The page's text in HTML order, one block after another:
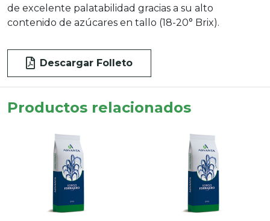
de excelente palatabilidad gracias a su alto
contenido de azúcares en tallo (18-20° Brix).
Descargar Folleto
Productos relacionados